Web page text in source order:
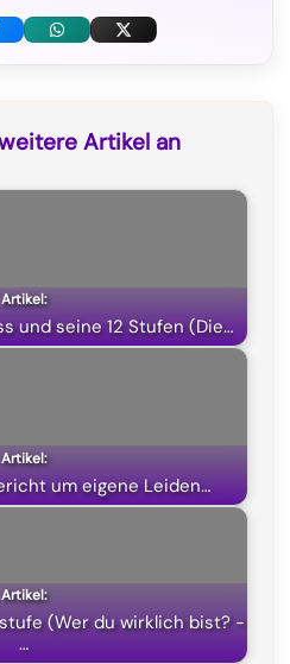
W
p
p
X
T
t
e
Artikel an
und seine 12 Stufen (Die…
um eigene Leiden…
(Wer du wirklich bist? -
…